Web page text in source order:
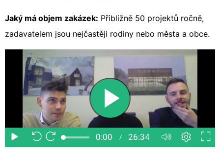
Jaký má objem zakázek: Přibližně 50 projektů ročně,
zadavatelem jsou nejčastěji rodiny nebo města a obce.